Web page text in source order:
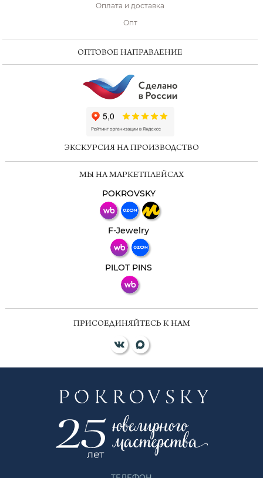
Оплата и доставка
Опт
ОПТОВОЕ НАПРАВЛЕНИЕ
ЭКСКУРСИЯ НА ПРОИЗВОДСТВО
МЫ НА МАРКЕТПЛЕЙСАХ
POKROVSKY
F-Jewelry
PILOT PINS
ПРИСОЕДИНЯЙТЕСЬ К НАМ